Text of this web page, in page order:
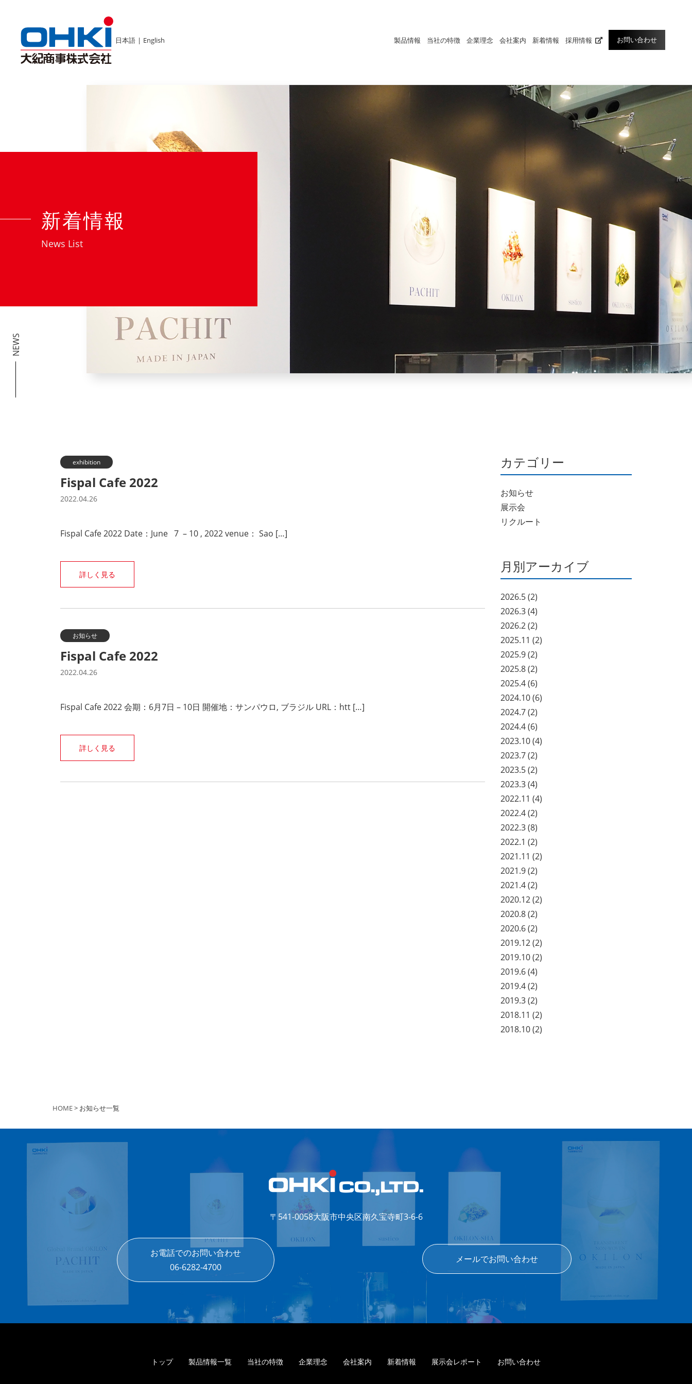
日本語 | English 製品情報 当社の特徴 企業理念 会社案内 新着情報 採用情報 お問い合わせ
新着情報
News List
NEWS
exhibition
Fispal Cafe 2022
2022.04.26
Fispal Cafe 2022 Date：June 7 – 10 , 2022 venue： Sao […]
詳しく見る
お知らせ
Fispal Cafe 2022
2022.04.26
Fispal Cafe 2022 会期：6月7日 – 10日 開催地：サンパウロ, ブラジル URL：htt […]
詳しく見る
カテゴリー
お知らせ
展示会
リクルート
月別アーカイブ
2026.5(2)
2026.3(4)
2026.2(2)
2025.11 (2)
2025.9(2)
2025.8(2)
2025.4(6)
2024.10(6)
2024.7(2)
2024.4(6)
2023.10(4)
2023.7(2)
2023.5(2)
2023.3(4)
2022.11 (4)
2022.4(2)
2022.3(8)
2022.1 (2)
2021.11 (2)
2021.9(2)
2021.4(2)
2020.12(2)
2020.8(2)
2020.6(2)
2019.12(2)
2019.10(2)
2019.6(4)
2019.4(2)
2019.3(2)
2018.11 (2)
2018.10(2)
HOME> お知らせ一覧
〒541-0058大阪市中央区南久宝寺町3-6-6
お電話でのお問い合わせ
06-6282-4700
メールでお問い合わせ
トップ 製品情報一覧 当社の特徴 企業理念 会社案内 新着情報 展示会レポート お問い合わせ